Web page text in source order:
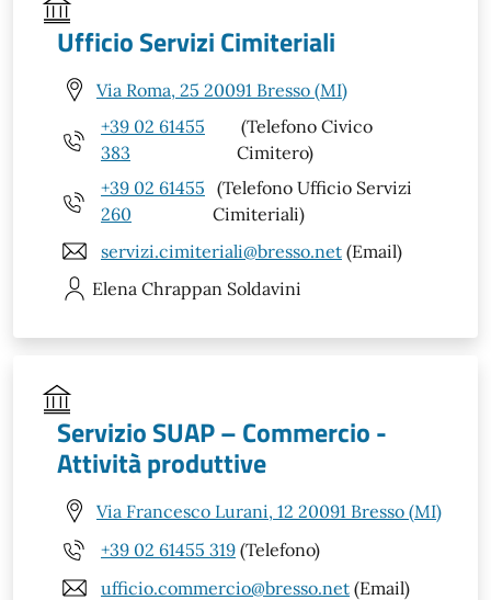
Ufficio Servizi Cimiteriali
Via Roma, 25 20091 Bresso (MI)
+39 02 61455
383
(Telefono Civico
Cimitero)
+39 02 61455
260
(Telefono Ufficio Servizi
Cimiteriali)
servizi.cimiteriali@bresso.net (Email)
Elena Chrappan Soldavini
Servizio SUAP – Commercio -
Attività produttive
Via Francesco Lurani, 12 20091 Bresso (MI)
+39 02 61455 319 (Telefono)
ufficio.commercio@bresso.net (Email)